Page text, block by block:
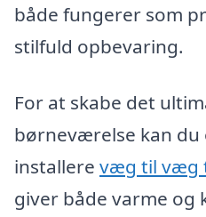
både fungerer som
stilfuld opbevaring.
For at skabe det
børneværelse kan du
installere væg til væg
giver både varme og